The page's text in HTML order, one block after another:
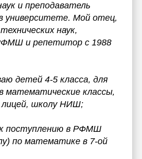
и преподаватель
университете. Мой отец,
наук,
и репетитор с 1988
детей 4-5 класса, для
математические классы,
лицей, школу НИШ;
к поступлению в РФМШ
по математике в 7-ой